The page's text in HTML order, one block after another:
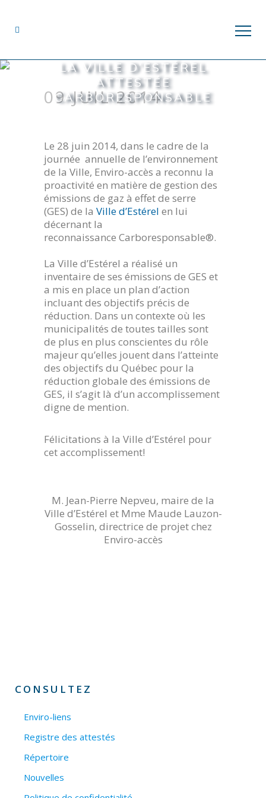
LA VILLE D’ESTÉREL
ATTESTÉE
CARBORESPONSABLE
09 JUIL 2014
Le 28 juin 2014, dans le cadre de la
journée annuelle de l’environnement
de la Ville, Enviro-accès a reconnu la
proactivité en matière de gestion des
émissions de gaz à effet de serre
(GES) de la Ville d’Estérel en lui
décernant la
reconnaissance Carboresponsable®.
La Ville d’Estérel a réalisé un
inventaire de ses émissions de GES et
a mis en place un plan d’action
incluant des objectifs précis de
réduction. Dans un contexte où les
municipalités de toutes tailles sont
de plus en plus conscientes du rôle
majeur qu’elles jouent dans l’atteinte
des objectifs du Québec pour la
réduction globale des émissions de
GES, il s’agit là d’un accomplissement
digne de mention.
Félicitations à la Ville d’Estérel pour
cet accomplissement!
M. Jean-Pierre Nepveu, maire de la
Ville d’Estérel et Mme Maude Lauzon-
Gosselin, directrice de projet chez
Enviro-accès
CONSULTEZ
Enviro-liens
Registre des attestés
Répertoire
Nouvelles